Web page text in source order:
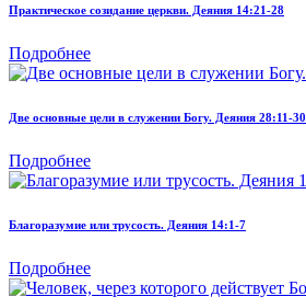
Практическое созидание церкви. Деяния 14:21-28
Подробнее
Две основные цели в служении Богу. Деяния 28:11-30
Подробнее
Благоразумие или трусость. Деяния 14:1-7
Подробнее